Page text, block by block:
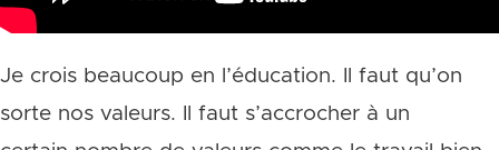
Je crois beaucoup en l’éducation. Il faut qu’on
sorte nos valeurs. Il faut s’accrocher à un